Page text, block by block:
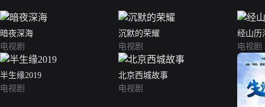
暗夜深海
电视剧
沉默的荣耀
电视剧
经山历
电视剧
半生缘2019
电视剧
北京西城故事
电视剧